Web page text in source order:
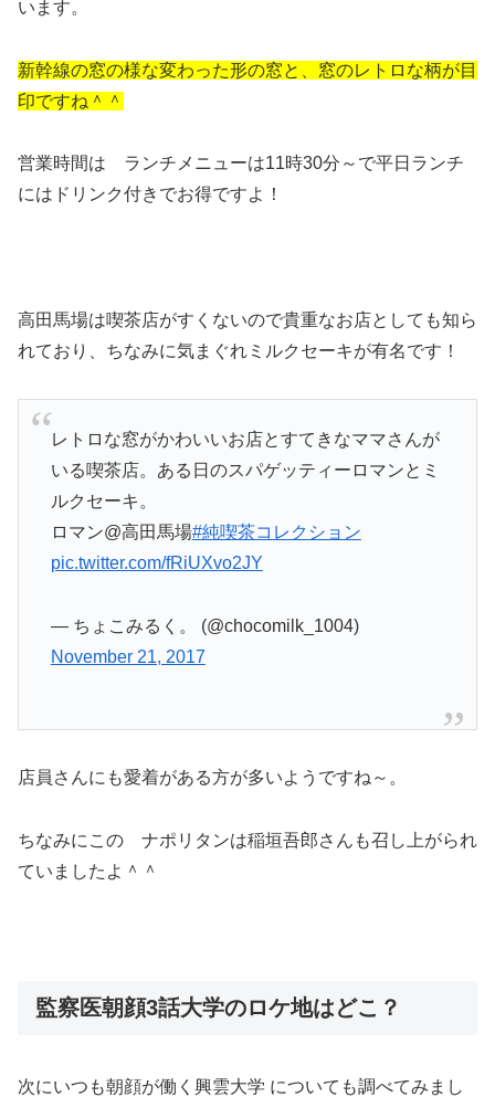
います。
新幹線の窓の様な変わった形の窓と、窓のレトロな柄が目
印ですね＾＾
営業時間は ランチメニューは11時30分～で平日ランチ
にはドリンク付きでお得ですよ！
高田馬場は喫茶店がすくないので貴重なお店としても知ら
れており、ちなみに気まぐれミルクセーキが有名です！
レトロな窓がかわいいお店とすてきなママさんが
いる喫茶店。ある日のスパゲッティーロマンとミ
ルクセーキ。
ロマン@高田馬場#純喫茶コレクション
pic.twitter.com/fRiUXvo2JY
— ちょこみるく。 (@chocomilk_1004)
November 21, 2017
店員さんにも愛着がある方が多いようですね～。
ちなみにこの ナポリタンは稲垣吾郎さんも召し上がられ
ていましたよ＾＾
監察医朝顔3話大学のロケ地はどこ？
次にいつも朝顔が働く興雲大学 についても調べてみまし